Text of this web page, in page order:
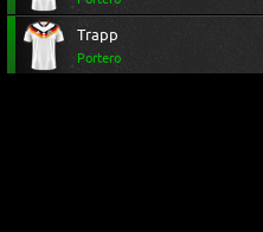
Trapp
Portero